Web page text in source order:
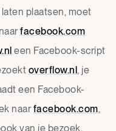
plaatsen, moet
facebook.com
een Facebook-script
overflow.nl, je
een Facebook-
naarfacebook.com,
van je bezoek.